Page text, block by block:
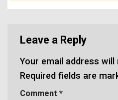
Leave a Reply
Your email address will
Required fields are
Comment *